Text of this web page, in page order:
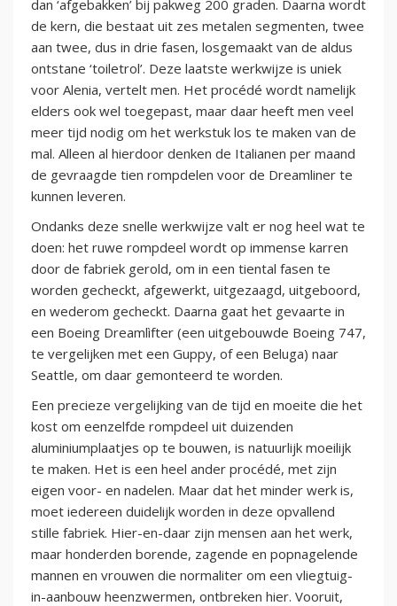
dan ‘afgebakken’ bij pakweg 200 graden. Daarna wordt
de kern, die bestaat uit zes metalen segmenten, twee
aan twee, dus in drie fasen, losgemaakt van de aldus
ontstane ‘toiletrol’. Deze laatste werkwijze is uniek
voor Alenia, vertelt men. Het procédé wordt namelijk
elders ook wel toegepast, maar daar heeft men veel
meer tijd nodig om het werkstuk los te maken van de
mal. Alleen al hierdoor denken de Italianen per maand
de gevraagde tien rompdelen voor de Dreamliner te
kunnen leveren.
Ondanks deze snelle werkwijze valt er nog heel wat te
doen: het ruwe rompdeel wordt op immense karren
door de fabriek gerold, om in een tiental fasen te
worden gecheckt, afgewerkt, uitgezaagd, uitgeboord,
en wederom gecheckt. Daarna gaat het gevaarte in
een Boeing Dreamlìfter (een uitgebouwde Boeing 747,
te vergelijken met een Guppy, of een Beluga) naar
Seattle, om daar gemonteerd te worden.
Een precieze vergelijking van de tijd en moeite die het
kost om eenzelfde rompdeel uit duizenden
aluminiumplaatjes op te bouwen, is natuurlijk moeilijk
te maken. Het is een heel ander procédé, met zijn
eigen voor- en nadelen. Maar dat het minder werk is,
moet iedereen duidelijk worden in deze opvallend
stille fabriek. Hier-en-daar zijn mensen aan het werk,
maar honderden borende, zagende en popnagelende
mannen en vrouwen die normaliter om een vliegtuig-
in-aanbouw heenzwermen, ontbreken hier. Vooruit,